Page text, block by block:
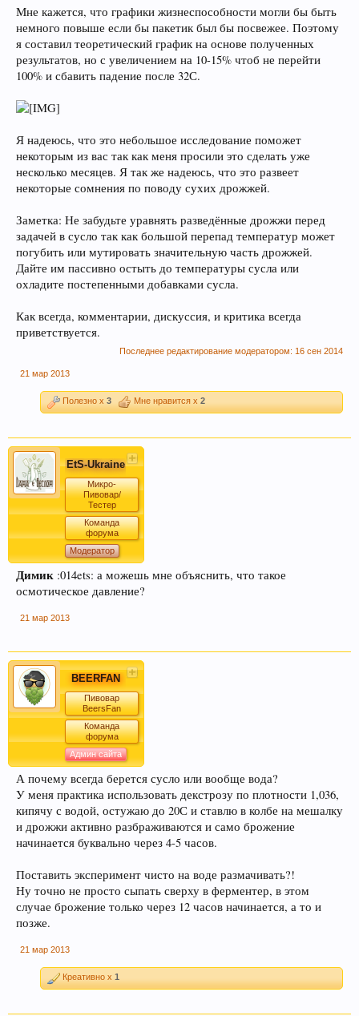
Мне кажется, что графики жизнеспособности могли бы быть
немного повыше если бы пакетик был бы посвежее. Поэтому
я составил теоретический график на основе полученных
результатов, но с увеличением на 10-15% чтоб не перейти
100% и сбавить падение после 32С.
Я надеюсь, что это небольшое исследование поможет
некоторым из вас так как меня просили это сделать уже
несколько месяцев. Я так же надеюсь, что это развеет
некоторые сомнения по поводу сухих дрожжей.
Заметка: Не забудьте уравнять разведённые дрожжи перед
задачей в сусло так как большой перепад температур может
погубить или мутировать значительную часть дрожжей.
Дайте им пассивно остыть до температуры сусла или
охладите постепенными добавками сусла.
Как всегда, комментарии, дискуссия, и критика всегда
приветствуется.
Последнее редактирование модератором: 16 сен 2014
21 мар 2013
Полезно x 3 Мне нравится x 2
EtS-Ukraine
Микро-
Пивовар/
Тестер
Команда
форума
Модератор
Димик :014ets: а можешь мне объяснить, что такое
осмотическое давление?
21 мар 2013
BEERFAN
Пивовар
BeersFan
Команда
форума
Админ сайта
А почему всегда берется сусло или вообще вода?
У меня практика использовать декстрозу по плотности 1,036,
кипячу с водой, остужаю до 20С и ставлю в колбе на мешалку
и дрожжи активно разбраживаются и само брожение
начинается буквально через 4-5 часов.
Поставить эксперимент чисто на воде размачивать?!
Ну точно не просто сыпать сверху в ферментер, в этом
случае брожение только через 12 часов начинается, а то и
позже.
21 мар 2013
Креативно x 1